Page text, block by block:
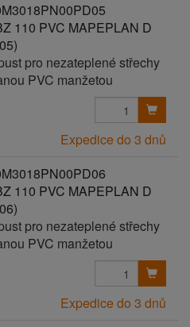
110 PVC MAPEPLAN D
pro nezateplené střechy
PVC manžetou
Expedice do 3 dnů
110 PVC MAPEPLAN D
pro nezateplené střechy
PVC manžetou
Expedice do 3 dnů